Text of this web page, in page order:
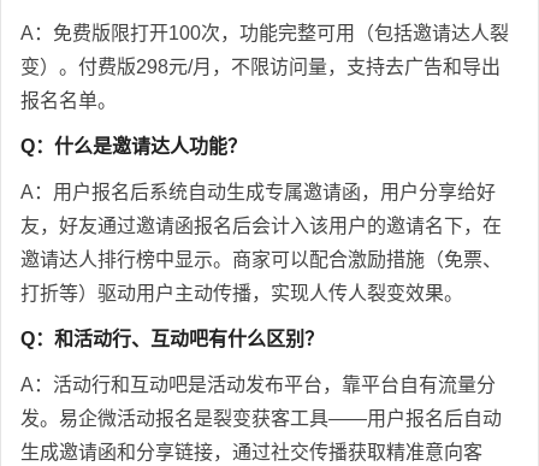
A：免费版限打开100次，功能完整可用（包括邀请达人裂
变）。付费版298元/月，不限访问量，支持去广告和导出
报名名单。
Q：什么是邀请达人功能？
A：用户报名后系统自动生成专属邀请函，用户分享给好
友，好友通过邀请函报名后会计入该用户的邀请名下，在
邀请达人排行榜中显示。商家可以配合激励措施（免票、
打折等）驱动用户主动传播，实现人传人裂变效果。
Q：和活动行、互动吧有什么区别？
A：活动行和互动吧是活动发布平台，靠平台自有流量分
发。易企微活动报名是裂变获客工具——用户报名后自动
生成邀请函和分享链接，通过社交传播获取精准意向客